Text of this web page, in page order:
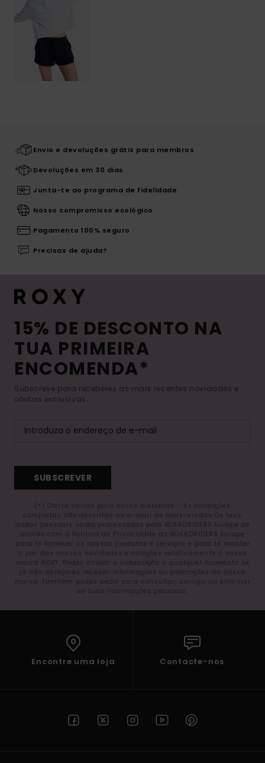
Envio e devoluções grátis para membros
Devoluções em 30 dias
Junta-te ao programa de fidelidade
Nosso compromisso ecológico
Pagamento 100% seguro
Precisas de ajuda?
15% DE DESCONTO NA
TUA PRIMEIRA
ENCOMENDA*
Subscreve para receberes as mais recentes novidades e
ofertas exclusivas.
SUBSCREVER
(*) Oferta válida para novos membros - As condições
completas são descritas no e-mail de boas-vindas Os teus
dados pessoais serão processados pela BOARDRIDERS Europe de
acordo com a Política de Privacidade da BOARDRIDERS Europe
para te fornecer os nossos produtos e serviços e para te manter
a par das nossas novidades e coleções relativamente à nossa
marca ROXY. Podes anular a subscrição a qualquer momento se
já não desejares receber informações ou promoções da nossa
marca. Também podes pedir para consultar, corrigir ou eliminar
as tuas informações pessoais.
Encontre uma loja Contacte-nos